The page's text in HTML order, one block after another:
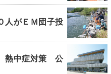
がＥＭ団子投
熱中症対策 公